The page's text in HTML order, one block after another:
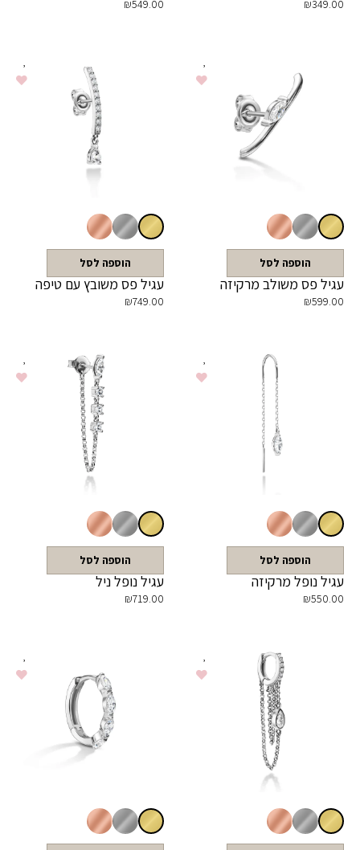
₪349.00
₪549.00
הוספה לסל
עגיל פס משולב מרקיזה
₪599.00
הוספה לסל
עגיל פס משובץ עם טיפה
₪749.00
הוספה לסל
עגיל נופל מרקיזה
₪550.00
הוספה לסל
עגיל נופל ניל
₪719.00